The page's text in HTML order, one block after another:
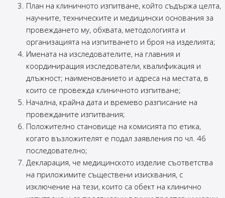
План на клиничното изпитване, който съдържа целта,
научните, техническите и медицински основания за
провеждането му, обхвата, методологията и
организацията на изпитването и броя на изделията;
Имената на изследователите, на главния и
координиращия изследователи, квалификация и
длъжност; наименованието и адреса на местата, в
които се провежда клиничното изпитване;
Начална, крайна дата и времево разписание на
провежданите изпитвания;
Положително становище на комисията по етика,
когато възложителят е подал заявления по чл. 46
последователно;
Декларация, че медицинското изделие съответства
на приложимите съществени изисквания, с
изключение на тези, които са обект на клинично